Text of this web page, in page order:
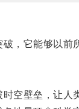
它能够以前
壁垒，让人